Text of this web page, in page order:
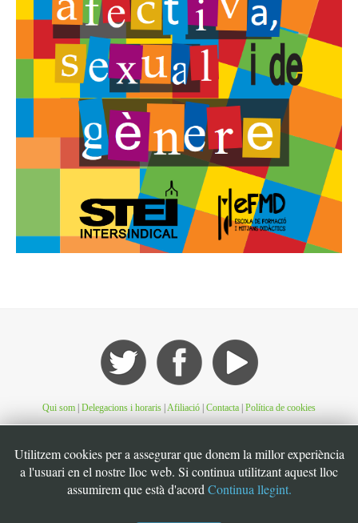
Qui som Delegacions i horaris Afiliació Contacta Política de cookies
©STEI Sindicat de treballadores i treballadors de les Illes Balears. C/ Jaume Ferran, 56.
07004. Palma. Mallorca. Espanya. Telèfon: 34 971 901600. Inscrit al registre de la DG
de la Funció Pública de Presidència del Govern d’Espanya, número 49. CIF:
G07126956
Utilitzem cookies per a assegurar que donem la millor experiència
a l'usuari en el nostre lloc web. Si continua utilitzant aquest lloc
assumirem que està d'acord Continua llegint.